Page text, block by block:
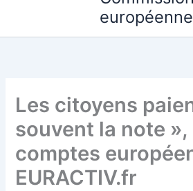
européenne
Les citoyens
souvent la note »,
comptes
EURACTIV.fr